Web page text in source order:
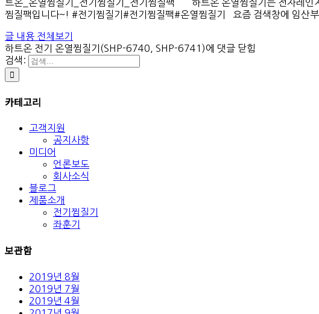
트온_온열찜질기_전기찜질기_전기찜질팩 하트온 온열찜질기는 전자레인
찜질팩입니다~! #전기찜질기#전기찜질팩#온열찜질기 요즘 검색창에 임산
글 내용 전체보기
하트온 전기 온열찜질기(SHP-6740, SHP-6741)에 댓글 닫힘
검색:
카테고리
고객지원
공지사항
미디어
언론보도
회사소식
블로그
제품소개
전기찜질기
좌훈기
보관함
2019년 8월
2019년 7월
2019년 4월